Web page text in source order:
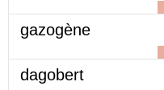
gazogène
dagobert